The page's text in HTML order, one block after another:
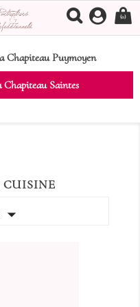
Chapiteau Puymoyen
Saintes
(0)
CUISINE
